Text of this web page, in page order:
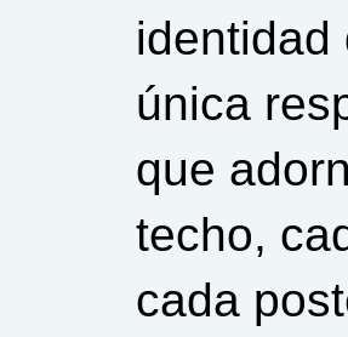
identidad
única
que
techo,
cada